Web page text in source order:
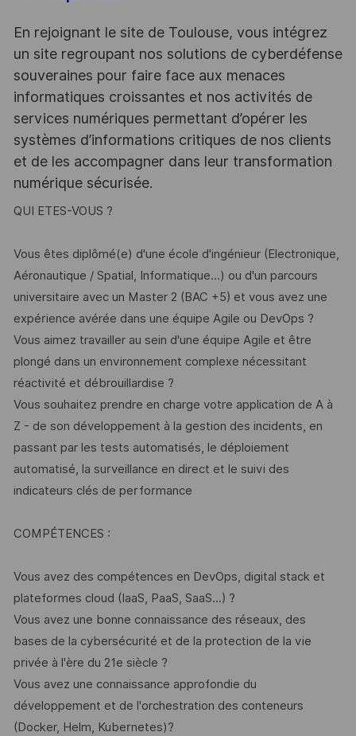
En rejoignant le site de Toulouse, vous intégrez
un site regroupant nos solutions de cyberdéfense
souveraines pour faire face aux menaces
informatiques croissantes et nos activités de
services numériques permettant d’opérer les
systèmes d’informations critiques de nos clients
et de les accompagner dans leur transformation
numérique sécurisée.
QUI ETES-VOUS ?
Vous êtes diplômé(e) d'une école d'ingénieur (Electronique,
Aéronautique / Spatial, Informatique…) ou d'un parcours
universitaire avec un Master 2 (BAC +5) et vous avez une
expérience avérée dans une équipe Agile ou DevOps ?
Vous aimez travailler au sein d'une équipe Agile et être
plongé dans un environnement complexe nécessitant
réactivité et débrouillardise ?
Vous souhaitez prendre en charge votre application de A à
Z - de son développement à la gestion des incidents, en
passant par les tests automatisés, le déploiement
automatisé, la surveillance en direct et le suivi des
indicateurs clés de performance
COMPÉTENCES :
Vous avez des compétences en DevOps, digital stack et
plateformes cloud (IaaS, PaaS, SaaS...) ?
Vous avez une bonne connaissance des réseaux, des
bases de la cybersécurité et de la protection de la vie
privée à l'ère du 21e siècle ?
Vous avez une connaissance approfondie du
développement et de l'orchestration des conteneurs
(Docker, Helm, Kubernetes)?